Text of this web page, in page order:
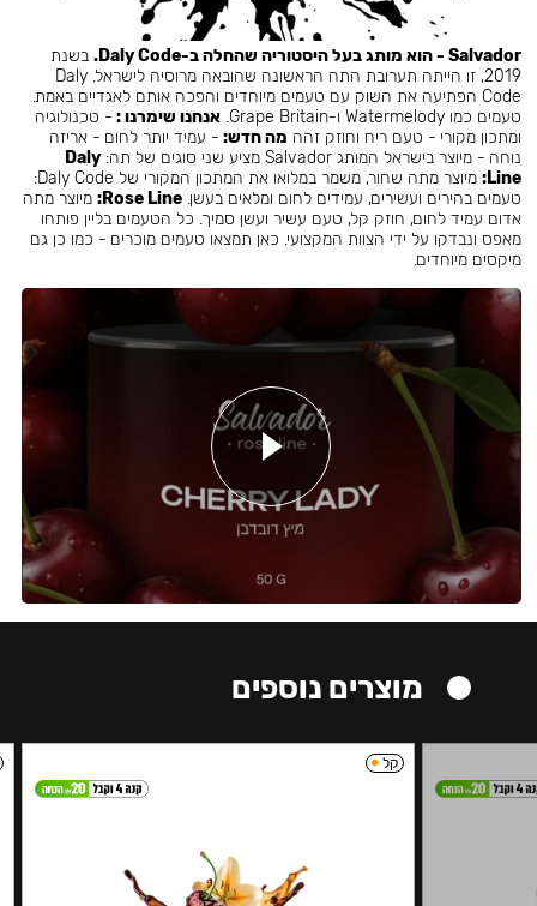
Salvador - הוא מותג בעל היסטוריה שהחלה ב-Daly Code.
בשנת
2019, זו הייתה תערובת התה הראשונה שהובאה מרוסיה לישראל. Daly
Code הפתיעה את השוק עם טעמים מיוחדים והפכה אותם לאגדיים באמת.
טעמים כמו Watermelody ו-Grape Britain.
אנחנו שימרנו : - טכנולוגיה
ומתכון מקורי - טעם ריח וחוזק זהה מה חדש: - עמיד יותר לחום - אריזה
נוחה - מיוצר בישראל המותג Salvador מציע שני סוגים של תה:
Daly
Line:
מיוצר מתה שחור, משמר במלואו את המתכון המקורי של Daly Code:
טעמים בהירים ועשירים, עמידים לחום ומלאים בעשן.Rose Line: מיוצר מתה
אדום עמיד לחום, חוזק קל, טעם עשיר ועשן סמיך. כל הטעמים בליין פותחו
מאפס ונבדקו על ידי הצוות המקצועי. כאן תמצאו טעמים מוכרים - כמו כן גם
מיקסים מיוחדים.
מוצרים נוספים
קל